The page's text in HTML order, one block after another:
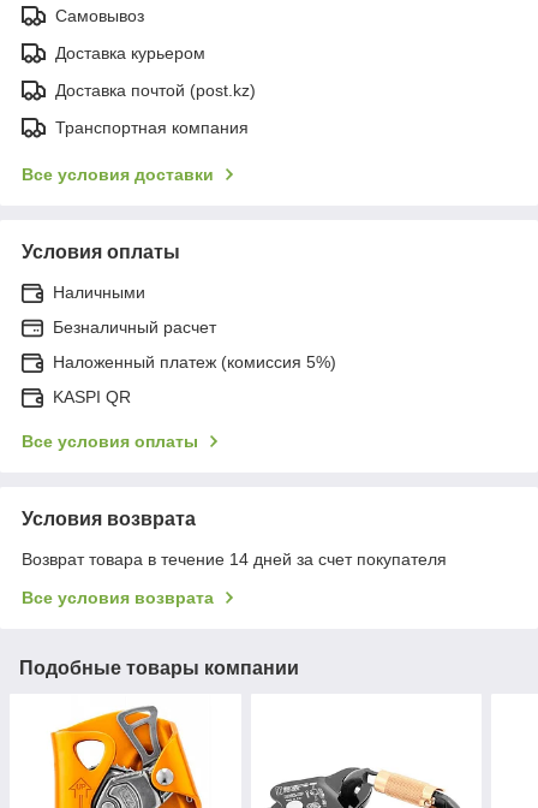
Самовывоз
Доставка курьером
Доставка почтой (post.kz)
Транспортная компания
Все условия доставки
Условия оплаты
Наличными
Безналичный расчет
Наложенный платеж (комиссия 5%)
KASPI QR
Все условия оплаты
Условия возврата
Возврат товара в течение 14 дней за счет покупателя
Все условия возврата
Подобные товары компании